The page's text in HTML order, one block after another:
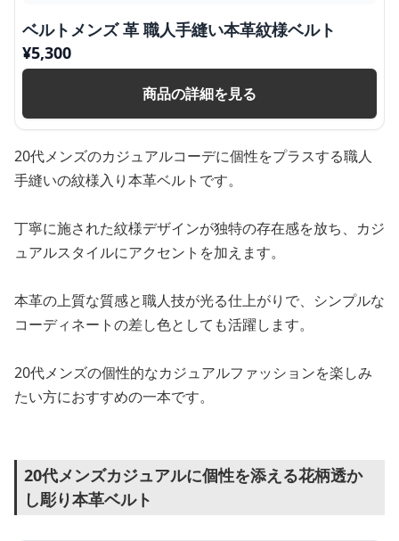
ベルトメンズ 革 職人手縫い本革紋様ベルト
¥5,300
商品の詳細を見る
20代メンズのカジュアルコーデに個性をプラスする職人
手縫いの紋様入り本革ベルトです。
丁寧に施された紋様デザインが独特の存在感を放ち、カジ
ュアルスタイルにアクセントを加えます。
本革の上質な質感と職人技が光る仕上がりで、シンプルな
コーディネートの差し色としても活躍します。
20代メンズの個性的なカジュアルファッションを楽しみ
たい方におすすめの一本です。
20代メンズカジュアルに個性を添える花柄透か
し彫り本革ベルト